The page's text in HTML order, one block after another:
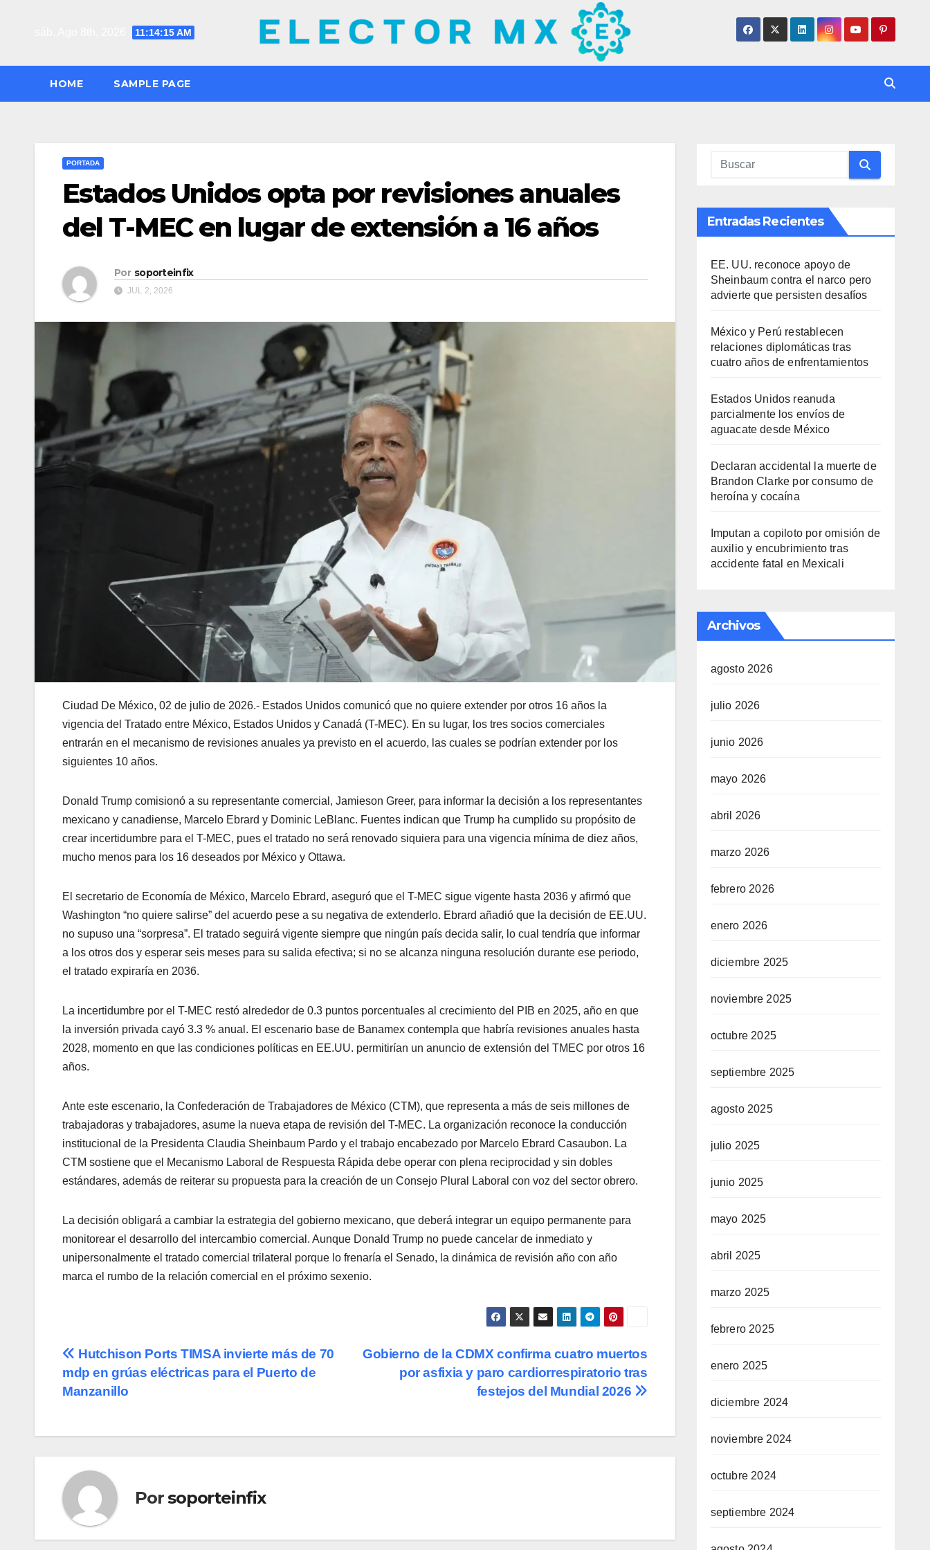
11:14:16 AM
HOME SAMPLE PAGE
PORTADA
Estados Unidos opta por revisiones anuales
del T-MEC en lugar de extensión a 16 años
Por soporteinfix
JUL 2, 2026
Ciudad De México, 02 de julio de 2026.- Estados Unidos comunicó que no quiere extender por otros 16 años la
vigencia del Tratado entre México, Estados Unidos y Canadá (T-MEC). En su lugar, los tres socios comerciales
entrarán en el mecanismo de revisiones anuales ya previsto en el acuerdo, las cuales se podrían extender por los
siguientes 10 años.
Donald Trump comisionó a su representante comercial, Jamieson Greer, para informar la decisión a los representantes
mexicano y canadiense, Marcelo Ebrard y Dominic LeBlanc. Fuentes indican que Trump ha cumplido su propósito de
crear incertidumbre para el T-MEC, pues el tratado no será renovado siquiera para una vigencia mínima de diez años,
mucho menos para los 16 deseados por México y Ottawa.
El secretario de Economía de México, Marcelo Ebrard, aseguró que el T-MEC sigue vigente hasta 2036 y afirmó que
Washington “no quiere salirse” del acuerdo pese a su negativa de extenderlo. Ebrard añadió que la decisión de EE.UU.
no supuso una “sorpresa”. El tratado seguirá vigente siempre que ningún país decida salir, lo cual tendría que informar
a los otros dos y esperar seis meses para su salida efectiva; si no se alcanza ninguna resolución durante ese periodo,
el tratado expiraría en 2036.
La incertidumbre por el T-MEC restó alrededor de 0.3 puntos porcentuales al crecimiento del PIB en 2025, año en que
la inversión privada cayó 3.3 % anual. El escenario base de Banamex contempla que habría revisiones anuales hasta
2028, momento en que las condiciones políticas en EE.UU. permitirían un anuncio de extensión del TMEC por otros 16
años.
Ante este escenario, la Confederación de Trabajadores de México (CTM), que representa a más de seis millones de
trabajadoras y trabajadores, asume la nueva etapa de revisión del T-MEC. La organización reconoce la conducción
institucional de la Presidenta Claudia Sheinbaum Pardo y el trabajo encabezado por Marcelo Ebrard Casaubon. La
CTM sostiene que el Mecanismo Laboral de Respuesta Rápida debe operar con plena reciprocidad y sin dobles
estándares, además de reiterar su propuesta para la creación de un Consejo Plural Laboral con voz del sector obrero.
La decisión obligará a cambiar la estrategia del gobierno mexicano, que deberá integrar un equipo permanente para
monitorear el desarrollo del intercambio comercial. Aunque Donald Trump no puede cancelar de inmediato y
unipersonalmente el tratado comercial trilateral porque lo frenaría el Senado, la dinámica de revisión año con año
marca el rumbo de la relación comercial en el próximo sexenio.
Navegación
de
Gobierno de la CDMX confirma cuatro muertos
por asfixia y paro cardiorrespiratorio tras
festejos del Mundial 2026
Hutchison Ports TIMSA invierte más de 70
mdp en grúas eléctricas para el Puerto de
Manzanillo
Porsoporteinfix
Entradas Recientes
EE. UU. reconoce apoyo de
Sheinbaum contra el narco pero
advierte que persisten desafíos
México y Perú restablecen
relaciones diplomáticas tras
cuatro años de enfrentamientos
Estados Unidos reanuda
parcialmente los envíos de
aguacate desde México
Declaran accidental la muerte de
Brandon Clarke por consumo de
heroína y cocaína
Imputan a copiloto por omisión de
auxilio y encubrimiento tras
accidente fatal en Mexicali
Archivos
agosto 2026
julio 2026
junio 2026
mayo 2026
abril 2026
marzo 2026
febrero 2026
enero 2026
diciembre 2025
noviembre 2025
octubre 2025
septiembre 2025
agosto 2025
julio 2025
junio 2025
mayo 2025
abril 2025
marzo 2025
febrero 2025
enero 2025
diciembre 2024
noviembre 2024
octubre 2024
septiembre 2024